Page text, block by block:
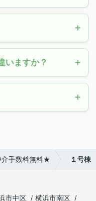
いますか？
介手数料無料★ １号棟
市中区
横浜市南区